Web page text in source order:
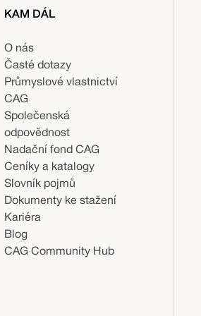
KAM DÁL
O nás
Časté dotazy
Průmyslové vlastnictví
CAG
Společenská
odpovědnost
Nadační fond CAG
Ceníky a katalogy
Slovník pojmů
Dokumenty ke stažení
Kariéra
Blog
CAG Community Hub